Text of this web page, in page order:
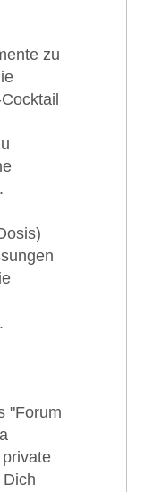
zu
"Forum